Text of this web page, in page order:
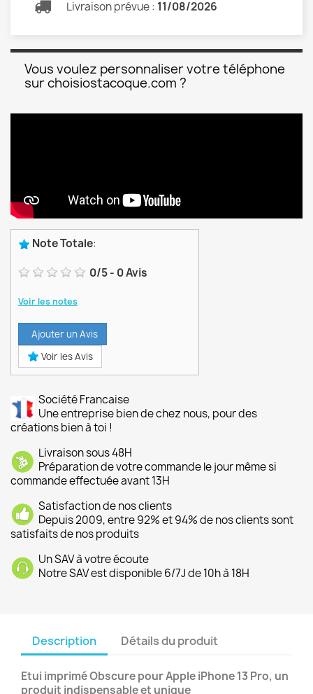
Livraison prévue : 11/08/2026
Vous voulez personnaliser votre téléphone
sur choisiostacoque.com ?
Note Totale:
0/5- 0Avis
Voir les notes
Ajouter un Avis
Voir les Avis
Société Francaise
Une entreprise bien de chez nous, pour des
créations bien à toi !
Livraison sous 48H
Préparation de votre commande le jour même si
commande effectuée avant 13H
Satisfaction de nos clients
Depuis 2009, entre 92% et 94% de nos clients sont
satisfaits de nos produits
Un SAV à votre écoute
Notre SAV est disponible 6/7J de 10h à 18H
Description Détails du produit
Etui imprimé Obscurepour Apple iPhone 13 Pro, un
produit indispensable et unique